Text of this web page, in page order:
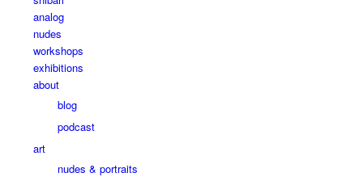
analog
nudes
workshops
exhibitions
about
blog
podcast
art
nudes & portraits